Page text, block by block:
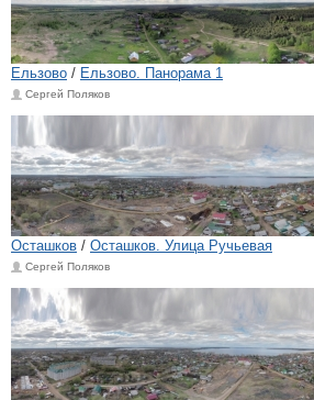
Ельзово / Ельзово. Панорама 1
Сергей Поляков
Осташков / Осташков. Улица Ручьевая
Сергей Поляков